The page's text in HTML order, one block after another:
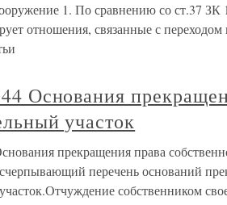
1. По сравнению со ст.37 ЗК
отношения, связанные с
Основания
участок
прекращения права
перечень оснований
собственником